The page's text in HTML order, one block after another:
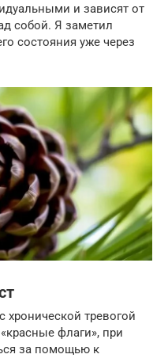
и зависят от
собой. Я заметил
состояния уже через
хронической тревогой
флаги», при
за помощью к